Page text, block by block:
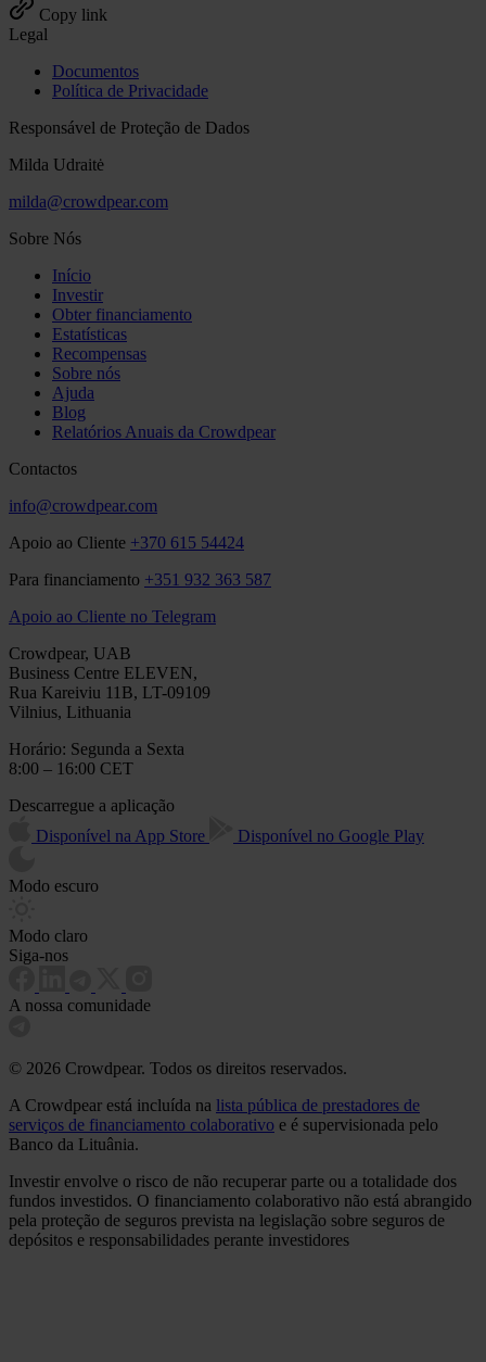
Copy link
Legal
Documentos
Política de Privacidade
Responsável de Proteção de Dados
Milda Udraitė
milda@crowdpear.com
Sobre Nós
Início
Investir
Obter financiamento
Estatísticas
Recompensas
Sobre nós
Ajuda
Blog
Relatórios Anuais da Crowdpear
Contactos
info@crowdpear.com
Apoio ao Cliente +370 615 54424
Para financiamento +351 932 363 587
Apoio ao Cliente no Telegram
Crowdpear, UAB
Business Centre ELEVEN,
Rua Kareiviu 11B, LT-09109
Vilnius, Lithuania
Horário: Segunda a Sexta
8:00 – 16:00 CET
Descarregue a aplicação
Disponível na App Store
Disponível no Google Play
Modo escuro
Modo claro
Siga-nos
A nossa comunidade
© 2026 Crowdpear. Todos os direitos reservados.
A Crowdpear está incluída na lista pública de prestadores de
serviços de financiamento colaborativo e é supervisionada pelo
Banco da Lituânia.
Investir envolve o risco de não recuperar parte ou a totalidade dos
fundos investidos. O financiamento colaborativo não está abrangido
pela proteção de seguros prevista na legislação sobre seguros de
depósitos e responsabilidades perante investidores